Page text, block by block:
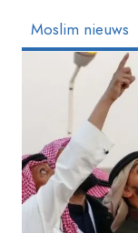
VAN
2024
Moslim nieuws